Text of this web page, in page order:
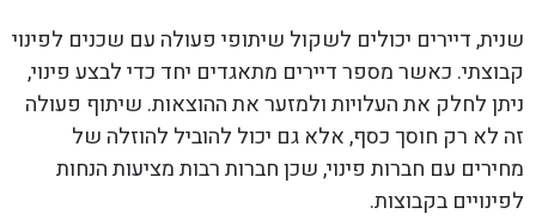
שנית, דיירים יכולים לשקול שיתופי פעולה עם שכנים לפינוי
קבוצתי. כאשר מספר דיירים מתאגדים יחד כדי לבצע פינוי,
ניתן לחלק את העלויות ולמזער את ההוצאות. שיתוף פעולה
זה לא רק חוסך כסף, אלא גם יכול להוביל להוזלה של
מחירים עם חברות פינוי, שכן חברות רבות מציעות הנחות
לפינויים בקבוצות.